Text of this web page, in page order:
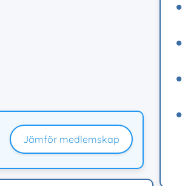
Jämför medlemskap